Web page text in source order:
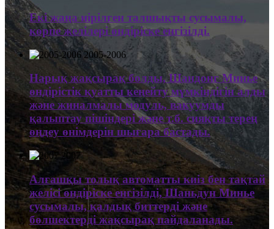
Екі жаңа иірілген талшықты сусымалы,
көрпе желілері өндіріске енгізілді.
2005-2006
Нарық жақсырақ болды, Шандонг Минье
өндірістік қуатты кеңейту мүмкіндігін алды
және жиналмалы модуль, вакуумды
қалыптау пішіндері және т.б. сияқты терең
өңдеу өнімдерін шығара бастады.
2007
Алғашқы толық автоматты киіз бен тақтай
желісі өндіріске енгізілді, Шаньдун Минье
сусымалы, қалдық биттерді және
бөлшектерді жақсырақ пайдаланады.